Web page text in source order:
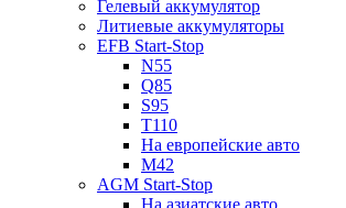
Гелевый аккумулятор
Литиевые аккумуляторы
EFB Start-Stop
N55
Q85
S95
T110
На европейские авто
M42
AGM Start-Stop
На азиатские авто